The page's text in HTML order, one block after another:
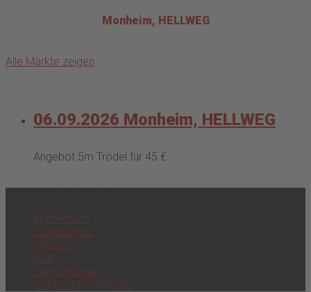
Monheim, HELLWEG
Alle Märkte zeigen
06.09.2026 Monheim, HELLWEG
Angebot 5m Trödel für 45 €
Impressum
Datenschutz
Widerruf
AGB
Zahlungsarten
Cookie-Einstellungen